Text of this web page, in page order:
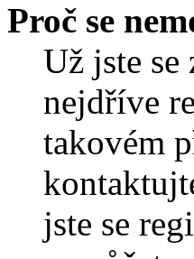
Proč se
Už jste se
nejdříve
takovém
jste se